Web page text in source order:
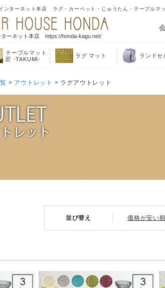
ターネット本店 ラグ・カーペット・じゅうたん・テーブルマ
ーネット本店 https://honda-kagu.net/
テーブルマット
匠 -TAKUMI-
ラグ マット ランドセ
> アウトレット > ラグアウトレット
並び替え 価格が安い順